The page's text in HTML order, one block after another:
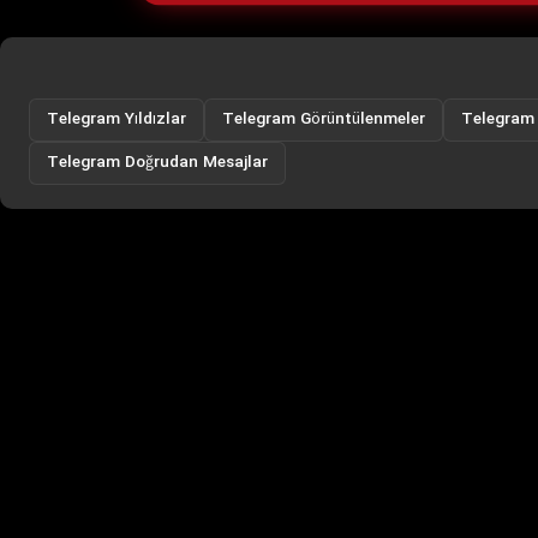
Telegram Yıldızlar Telegram Görüntülenmeler Telegram
Telegram Doğrudan Mesajlar